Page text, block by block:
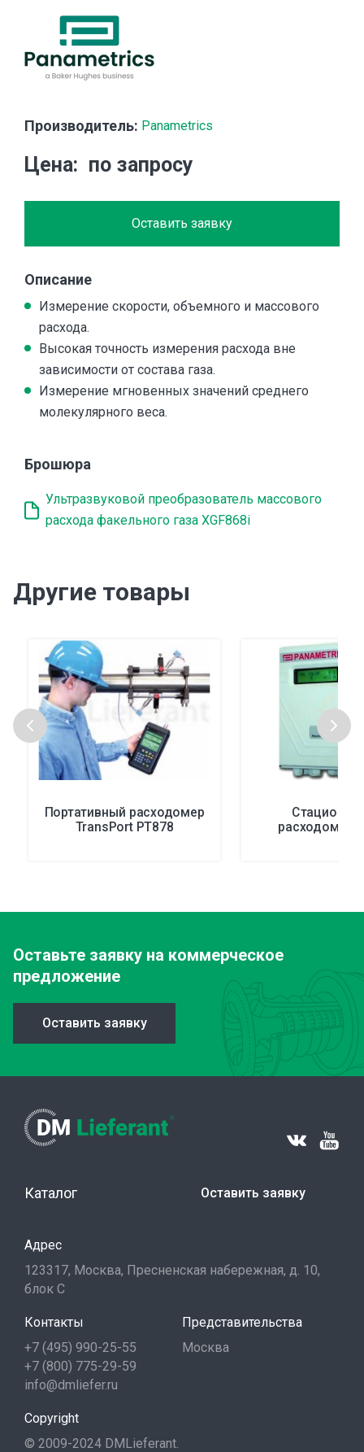
Производитель: Panametrics
Цена по запросу
Оставить заявку
Описание
Измерение скорости, объемного и массового
расхода.
Высокая точность измерения расхода вне
зависимости от состава газа.
Измерение мгновенных значений среднего
молекулярного веса.
Брошюра
Ультразвуковой преобразователь массового
расхода факельного газа XGF868i
Другие товары
Портативный расходомер
TransPort PT878 расходомер
Оставьте заявку на коммерческое
предложение
Оставить заявку
Каталог Оставить заявку
Адрес
123317, Москва, Пресненская набережная, д. 10,
блок С
Контакты
+7 (495) 990-25-55
+7 (800) 775-29-59
info@dmliefer.ru
Представительства
Москва
Copyright
© 2009-2024 DMLieferant.